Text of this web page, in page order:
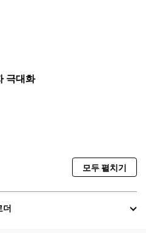
극대화
모두 펼치기
더